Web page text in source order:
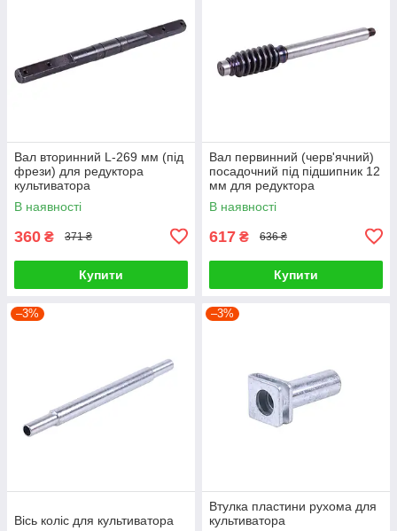
Вал вторинний L-269 мм (під
фрези) для редуктора
культиватора
В наявності
360 ₴ 371 ₴
Купити
Вал первинний (черв'ячний)
посадочний під підшипник 12
мм для редуктора
культиватора.
В наявності
617 ₴ 636 ₴
Купити
–3%
Вісь коліс для культиватора
–3%
Втулка пластини рухома для
культиватора